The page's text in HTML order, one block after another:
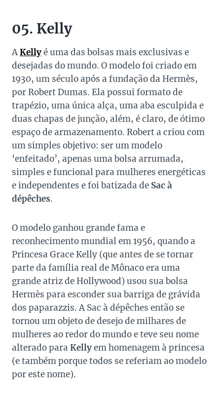
05. Kelly
AKellyé uma das bolsas mais exclusivas e
desejadas do mundo. O modelo foi criado em
1930, um século após a fundação da Hermès,
por Robert Dumas. Ela possui formato de
trapézio, uma única alça, uma aba esculpida e
duas chapas de junção, além, é claro, de ótimo
espaço de armazenamento. Robert a criou com
um simples objetivo: ser um modelo
‘enfeitado’, apenas uma bolsa arrumada,
simples e funcional para mulheres energéticas
e independentes e foi batizada de Sac à
dépêches.
O modelo ganhou grande fama e
reconhecimento mundial em 1956, quando a
Princesa Grace Kelly (que antes de se tornar
parte da família real de Mônaco era uma
grande atriz de Hollywood) usou sua bolsa
Hermès para esconder sua barriga de grávida
dos paparazzis. A Sac à dépêches então se
tornou um objeto de desejo de milhares de
mulheres ao redor do mundo e teve seu nome
alterado para Kellyem homenagem à princesa
(e também porque todos se referiam ao modelo
por este nome).